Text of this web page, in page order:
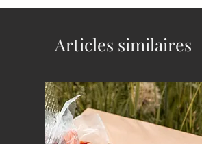
Articles similaires